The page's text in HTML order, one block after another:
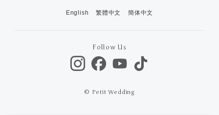
English 繁體中文 簡体中文
Follow Us
© Petit Wedding